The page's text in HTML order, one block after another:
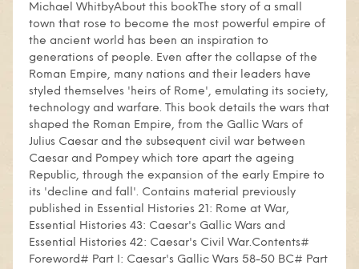
Michael WhitbyAbout this bookThe story of a small
town that rose to become the most powerful empire of
the ancient world has been an inspiration to
generations of people. Even after the collapse of the
Roman Empire, many nations and their leaders have
styled themselves 'heirs of Rome', emulating its society,
technology and warfare. This book details the wars that
shaped the Roman Empire, from the Gallic Wars of
Julius Caesar and the subsequent civil war between
Caesar and Pompey which tore apart the ageing
Republic, through the expansion of the early Empire to
its 'decline and fall'. Contains material previously
published in Essential Histories 21: Rome at War,
Essential Histories 43: Caesar's Gallic Wars and
Essential Histories 42: Caesar's Civil War.Contents#
Foreword# Part I: Caesar's Gallic Wars 58-50 BC# Part